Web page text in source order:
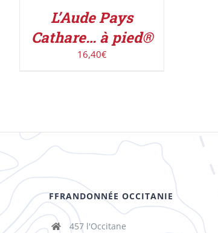
L’Aude Pays
Cathare… à pied®
16,40€
FFRANDONNÉE OCCITANIE
457 l'Occitane